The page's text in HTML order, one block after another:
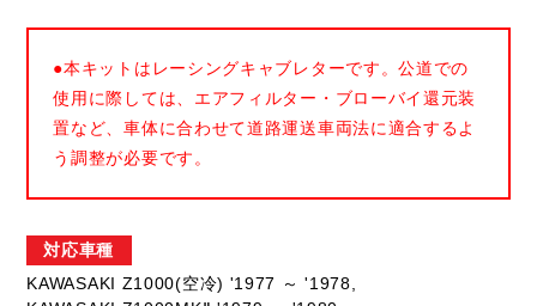
●本キットはレーシングキャブレターです。公道での
使用に際しては、エアフィルター・ブローバイ還元装
置など、車体に合わせて道路運送車両法に適合するよ
う調整が必要です。
対応車種
KAWASAKI Z1000(空冷) '1977 ～ '1978,